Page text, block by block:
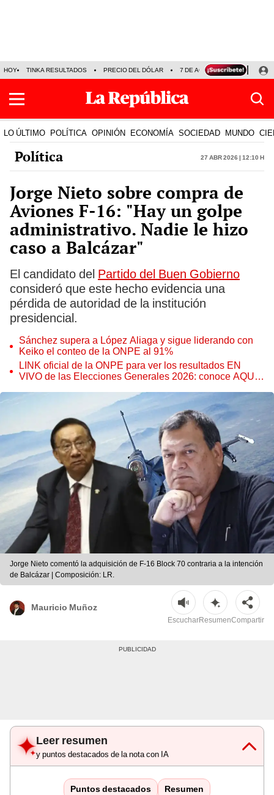
HOY TINKA RESULTADOS PRECIO DEL DÓLAR 7 DE AGOSTO OLLANTA
LO ÚLTIMO POLÍTICA OPINIÓN ECONOMÍA SOCIEDAD MUNDO
Política 27 Abr 2026 | 12:10 h
Jorge Nieto sobre compra de
Aviones F-16: "Hay un golpe
administrativo. Nadie le hizo
caso a Balcázar"
El candidato del Partido del Buen Gobierno
consideró que este hecho evidencia una
pérdida de autoridad de la institución
presidencial.
Sánchez supera a López Aliaga y sigue liderando con
Keiko el conteo de la ONPE al 91%
LINK oficial de la ONPE para ver los resultados EN
VIVO de las Elecciones Generales 2026: conoce AQUÍ
Jorge Nieto comentó la adquisición de F-16 Block 70 contraria a la intención
de Balcázar | Composición: LR.
Mauricio Muñoz
EscucharResumenCompartir
Leer resumen
y puntos destacados de la nota con IA
Puntos destacados Resumen